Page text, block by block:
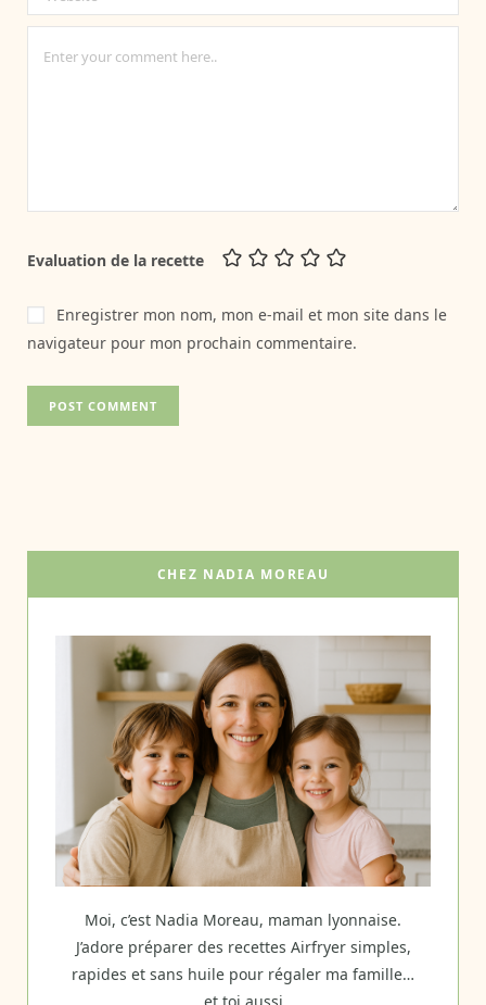
Evaluation de la recette
Enregistrer mon nom, mon e-mail et mon site dans le
navigateur pour mon prochain commentaire.
CHEZ NADIA MOREAU
Moi, c’est Nadia Moreau, maman lyonnaise.
J’adore préparer des recettes Airfryer simples,
rapides et sans huile pour régaler ma famille…